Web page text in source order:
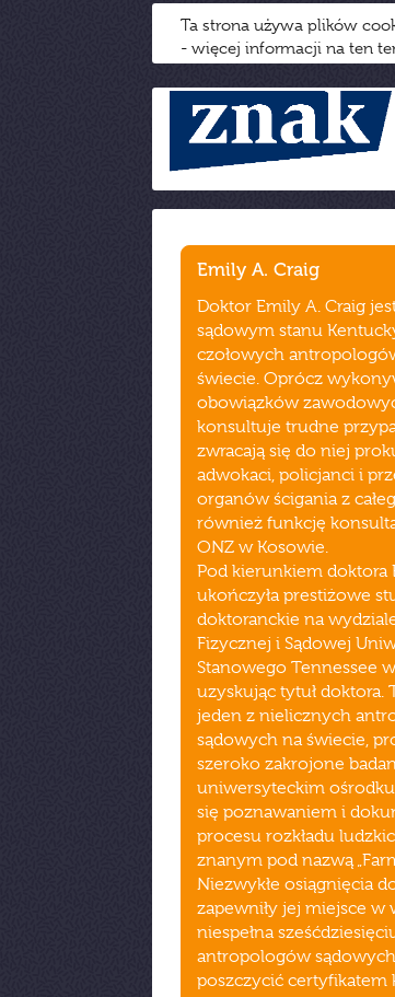
Ta strona używa plików
- więcej informacji na ten
Emily A. Craig
Doktor Emily A. Craig
sądowym stanu
czołowych
świecie. Oprócz
obowiązków
konsultuje trudne
zwracają się do niej
adwokaci, policjanci i
organów ścigania z
również funkcję
ONZ w Kosowie.
Pod kierunkiem doktora
ukończyła prestiżowe
doktoranckie na
Fizycznej i Sądowej
Stanowego Tennessee
uzyskując tytuł doktora.
jeden z nielicznych
sądowych na świecie,
szeroko zakrojone
uniwersyteckim
się poznawaniem i
procesu rozkładu
znanym pod nazwą
Niezwykłe osiągnięcia
zapewniły jej miejsce w
niespełna
antropologów
poszczycić certyfikatem